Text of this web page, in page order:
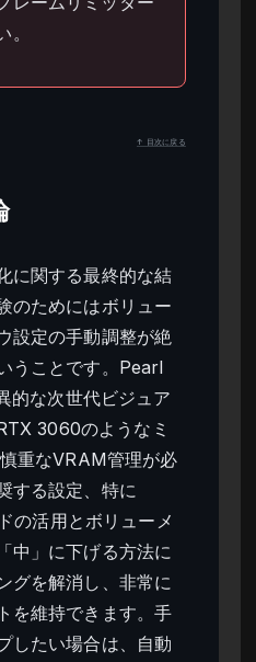
↑ 目次に戻る
に関する最終的な結
のためにはボリュー
設定の手動調整が絶
うことです。Pearl
的な次世代ビジュア
3060のようなミ
重なVRAM管理が必
する設定、特に
の活用とボリューメ
中」に下げる方法に
グを解消し、非常に
を維持できます。手
したい場合は、自動